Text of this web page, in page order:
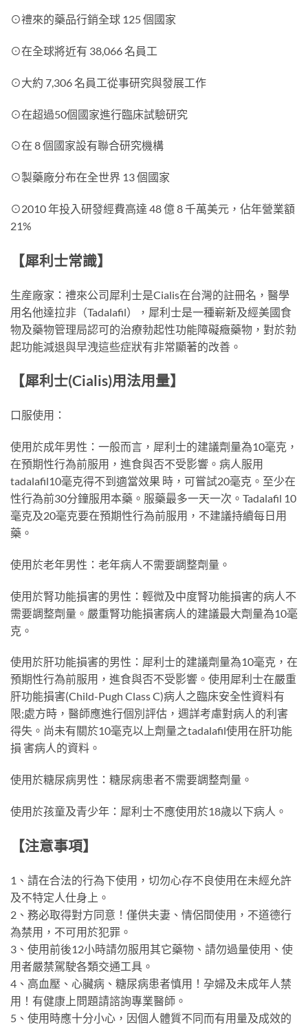
⊙禮來的藥品行銷全球 125 個國家
⊙在全球將近有 38,066 名員工
⊙大約 7,306 名員工從事研究與發展工作
⊙在超過50個國家進行臨床試驗研究
⊙在 8 個國家設有聯合研究機構
⊙製藥廠分布在全世界 13 個國家
⊙2010 年投入研發經費高達 48 億 8 千萬美元，佔年營業額
21%
【犀利士常識】
生産廠家：禮來公司犀利士是Cialis在台灣的註冊名，醫學
用名他達拉非（Tadalafil），犀利士是一種嶄新及經美國食
物及藥物管理局認可的治療勃起性功能障礙癥藥物，對於勃
起功能減退與早洩這些症狀有非常顯著的改善。
【犀利士(Cialis)用法用量】
口服使用：
使用於成年男性：一般而言，犀利士的建議劑量為10毫克，
在預期性行為前服用，進食與否不受影響。病人服用
tadalafil10毫克得不到適當效果 時，可嘗試20毫克。至少在
性行為前30分鐘服用本藥。服藥最多一天一次。Tadalafil 10
毫克及20毫克要在預期性行為前服用，不建議持續每日用
藥。
使用於老年男性：老年病人不需要調整劑量。
使用於腎功能損害的男性：輕微及中度腎功能損害的病人不
需要調整劑量。嚴重腎功能損害病人的建議最大劑量為10毫
克。
使用於肝功能損害的男性：犀利士的建議劑量為10毫克，在
預期性行為前服用，進食與否不受影響。使用犀利士在嚴重
肝功能損害(Child-Pugh Class C)病人之臨床安全性資料有
限;處方時，醫師應進行個別評估，週詳考慮對病人的利害
得失。尚未有關於10毫克以上劑量之tadalafil使用在肝功能
損 害病人的資料。
使用於糖尿病男性：糖尿病患者不需要調整劑量。
使用於孩童及青少年：犀利士不應使用於18歲以下病人。
【注意事項】
1、請在合法的行為下使用，切勿心存不良使用在未經允許
及不特定人仕身上。
2、務必取得對方同意！僅供夫妻、情侶間使用，不道德行
為禁用，不可用於犯罪。
3、使用前後12小時請勿服用其它藥物、請勿過量使用、使
用者嚴禁駕駛各類交通工具。
4、高血壓、心臟病、糖尿病患者慎用！孕婦及未成年人禁
用！有健康上問題請諮詢專業醫師。
5、使用時應十分小心，因個人體質不同而有用量及成效的